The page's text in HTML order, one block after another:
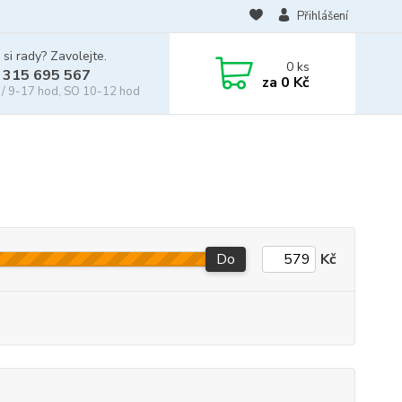
Přihlášení
rady? Zavolejte.
695 567
/ 9-17 hod, SO 10-12 hod
0ks
za 0 Kč
Do Kč